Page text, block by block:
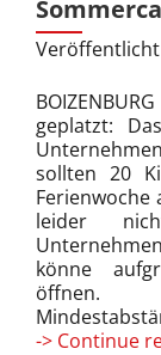
geplatzt:
sollten 20
Ferienwoche
leider
könne
öffnen.
-> Continue